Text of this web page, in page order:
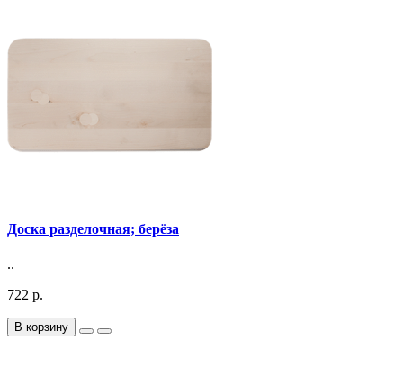
Доска разделочная; берёза
..
722 р.
В корзину